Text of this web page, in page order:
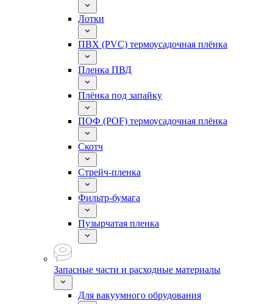
Лотки
ПВХ (PVC) термоусадочная плёнка
Пленка ПВД
Плёнка под запайку
ПОФ (POF) термоусадочная плёнка
Скотч
Стрейч-пленка
Фильтр-бумага
Пузырчатая пленка
Запасные части и расходные материалы
Для вакуумного обрудования